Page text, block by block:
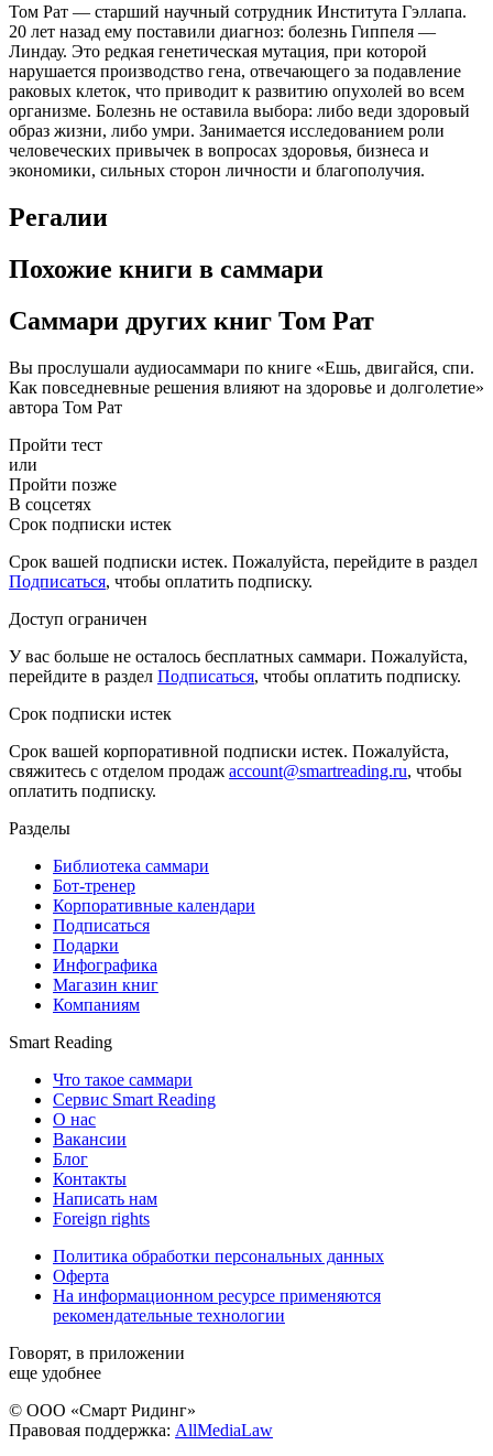
Том Рат — старший научный сотрудник Института Гэллапа.
20 лет назад ему поставили диагноз: болезнь Гиппеля —
Линдау. Это редкая генетическая мутация, при которой
нарушается производство гена, отвечающего за подавление
раковых клеток, что приводит к развитию опухолей во всем
организме. Болезнь не оставила выбора: либо веди здоровый
образ жизни, либо умри. Занимается исследованием роли
человеческих привычек в вопросах здоровья, бизнеса и
экономики, сильных сторон личности и благополучия.
Регалии
Похожие книги в саммари
Саммари других книг Том Рат
Вы прослушали аудиосаммари по книге «Ешь, двигайся, спи.
Как повседневные решения влияют на здоровье и долголетие»
автора Том Рат
Пройти тест
или
Пройти позже
В соцсетях
Срок подписки истек
Срок вашей подписки истек. Пожалуйста, перейдите в раздел
Подписаться, чтобы оплатить подписку.
Доступ ограничен
У вас больше не осталось бесплатных саммари. Пожалуйста,
перейдите в раздел Подписаться, чтобы оплатить подписку.
Срок подписки истек
Срок вашей корпоративной подписки истек. Пожалуйста,
свяжитесь с отделом продаж account@smartreading.ru, чтобы
оплатить подписку.
Разделы
Библиотека саммари
Бот-тренер
Корпоративные календари
Подписаться
Подарки
Инфографика
Магазин книг
Компаниям
Smart Reading
Что такое саммари
Сервис Smart Reading
О нас
Вакансии
Блог
Контакты
Написать нам
Foreign rights
Политика обработки персональных данных
Оферта
На информационном ресурсе применяются
рекомендательные технологии
Говорят, в приложении
еще удобнее
© ООО «Смарт Ридинг»
Правовая поддержка: AllMediaLaw